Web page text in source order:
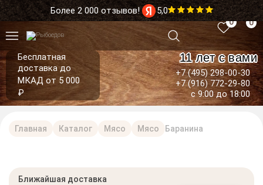
Более 2 000 отзывов! 5,0
Бесплатная
доставка до
МКАД от 5 000
₽
11 лет с вами
+7 (495) 298-00-30
+7 (916) 772-29-80
с 9:00 до 18:00
0 0
Главная Каталог Мясо Мясо Баранина
Ближайшая доставка